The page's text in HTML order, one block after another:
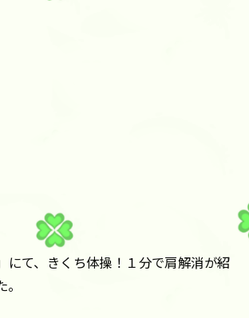
にて、きくち体操！１分で肩解消が紹